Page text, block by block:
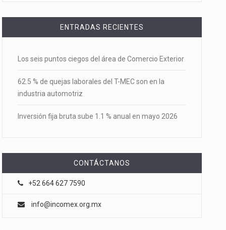
ENTRADAS RECIENTES
Los seis puntos ciegos del área de Comercio Exterior
62.5 % de quejas laborales del T-MEC son en la
industria automotriz
Inversión fija bruta sube 1.1 % anual en mayo 2026
CONTÁCTANOS
+52 664 627 7590
info@incomex.org.mx